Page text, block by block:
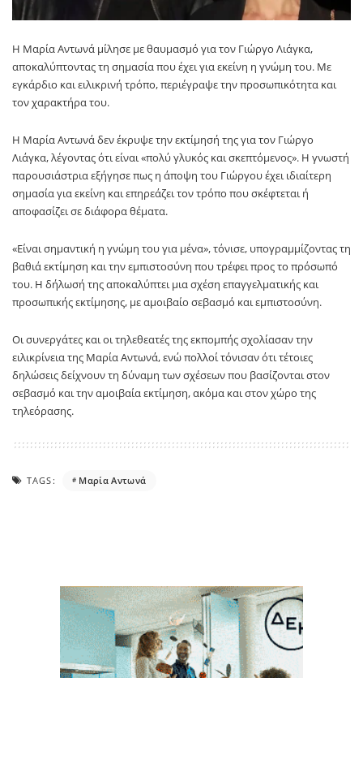
Η Μαρία Αντωνά μίλησε με θαυμασμό για τον Γιώργο Λιάγκα,
αποκαλύπτοντας τη σημασία που έχει για εκείνη η γνώμη του. Με
εγκάρδιο και ειλικρινή τρόπο, περιέγραψε την προσωπικότητα και
τον χαρακτήρα του.
Η Μαρία Αντωνά δεν έκρυψε την εκτίμησή της για τον Γιώργο
Λιάγκα, λέγοντας ότι είναι «πολύ γλυκός και σκεπτόμενος». Η γνωστή
παρουσιάστρια εξήγησε πως η άποψη του Γιώργου έχει ιδιαίτερη
σημασία για εκείνη και επηρεάζει τον τρόπο που σκέφτεται ή
αποφασίζει σε διάφορα θέματα.
«Είναι σημαντική η γνώμη του για μένα», τόνισε, υπογραμμίζοντας τη
βαθιά εκτίμηση και την εμπιστοσύνη που τρέφει προς το πρόσωπό
του. Η δήλωσή της αποκαλύπτει μια σχέση επαγγελματικής και
προσωπικής εκτίμησης, με αμοιβαίο σεβασμό και εμπιστοσύνη.
Οι συνεργάτες και οι τηλεθεατές της εκπομπής σχολίασαν την
ειλικρίνεια της Μαρία Αντωνά, ενώ πολλοί τόνισαν ότι τέτοιες
δηλώσεις δείχνουν τη δύναμη των σχέσεων που βασίζονται στον
σεβασμό και την αμοιβαία εκτίμηση, ακόμα και στον χώρο της
τηλεόρασης.
TAGS: Μαρία Αντωνά